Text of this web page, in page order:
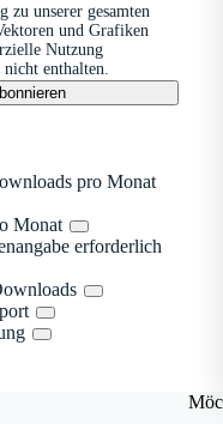
zu unserer gesamten
und Grafiken
Nutzung
enthalten.
pro Monat
Monat
erforderlich